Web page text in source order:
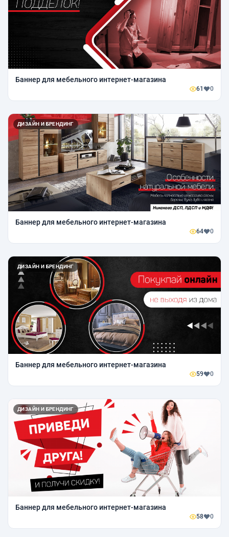
Баннер для мебельного интернет-магазина
61 0
ДИЗАЙН И БРЕНДИНГ
Баннер для мебельного интернет-магазина
64 0
ДИЗАЙН И БРЕНДИНГ
Баннер для мебельного интернет-магазина
59 0
ДИЗАЙН И БРЕНДИНГ
Баннер для мебельного интернет-магазина
58 0